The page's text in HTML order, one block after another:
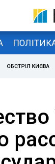
ОБСТРІЛ КИЄВА